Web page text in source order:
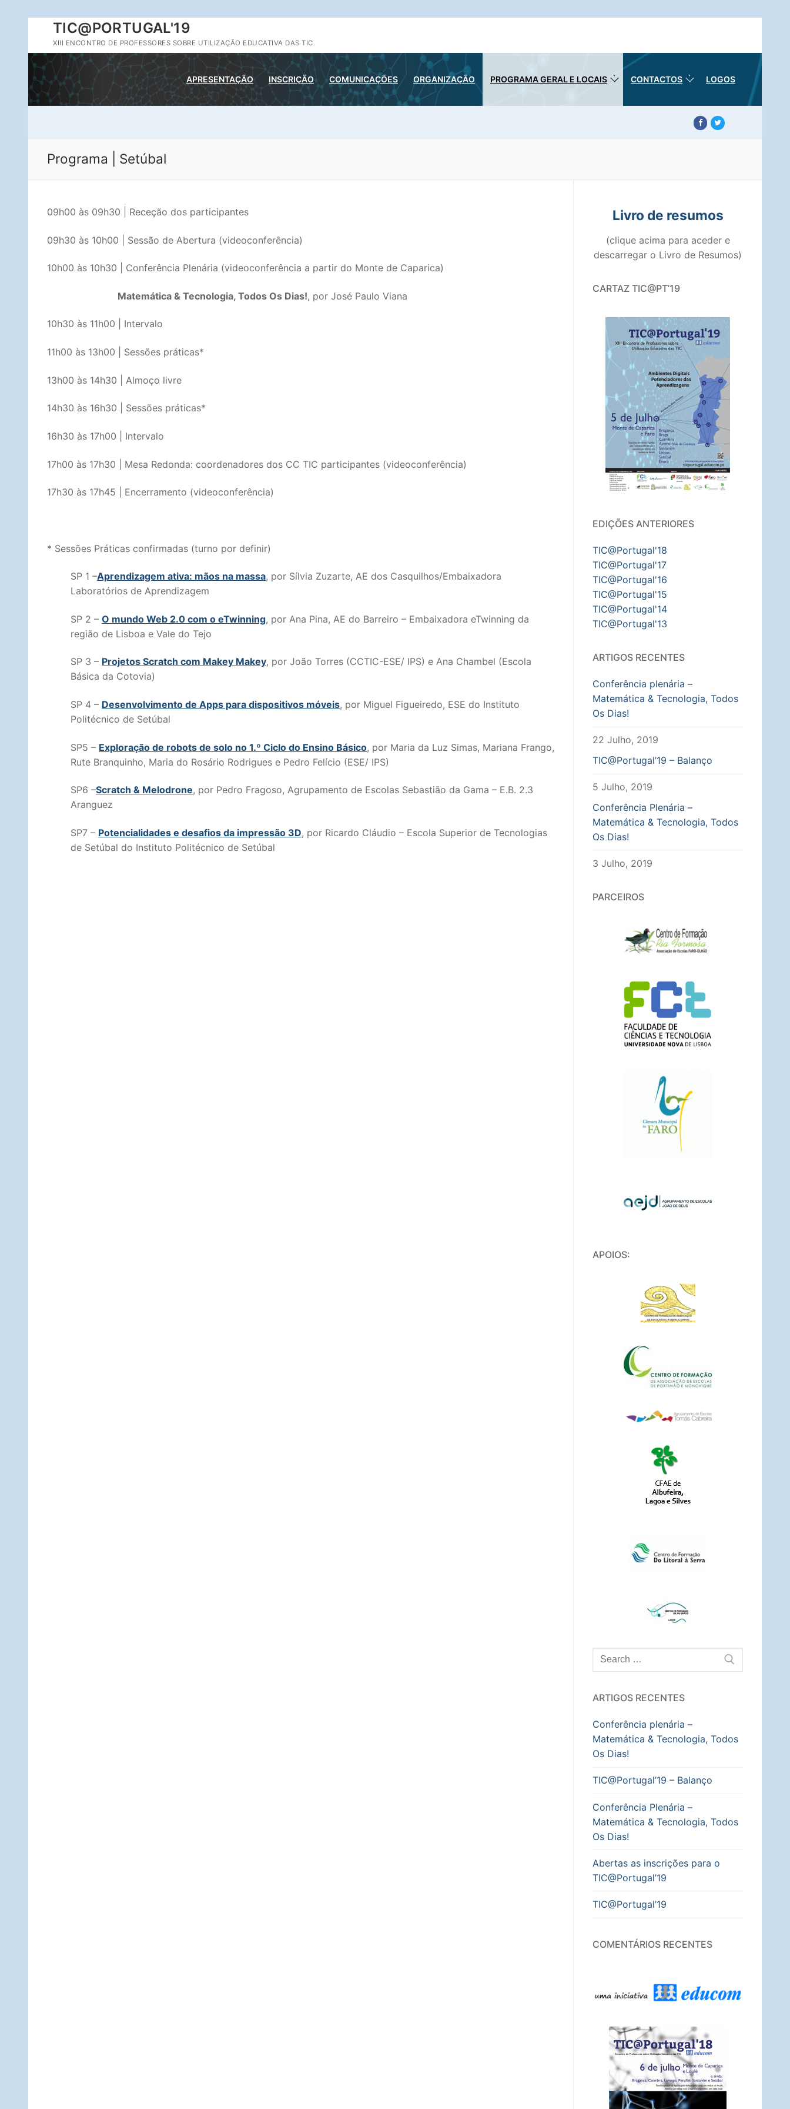
conteúdo
TIC@PORTUGAL'19
XIII ENCONTRO DE PROFESSORES SOBRE UTILIZAÇÃO EDUCATIVA DAS TIC
APRESENTAÇÃO INSCRIÇÃO COMUNICAÇÕES ORGANIZAÇÃO PROGRAMA GERAL E LOCAIS CONTACTOS LOGOS
Programa | Setúbal
09h00 às 09h30 | Receção dos participantes
09h30 às 10h00 | Sessão de Abertura (videoconferência)
10h00 às 10h30 | Conferência Plenária (videoconferência a partir do Monte de Caparica)
Matemática & Tecnologia, Todos Os Dias!, por José Paulo Viana
10h30 às 11h00 | Intervalo
11h00 às 13h00 | Sessões práticas*
13h00 às 14h30 | Almoço livre
14h30 às 16h30 | Sessões práticas*
16h30 às 17h00 | Intervalo
17h00 às 17h30 | Mesa Redonda: coordenadores dos CC TIC participantes (videoconferência)
17h30 às 17h45 | Encerramento (videoconferência)
* Sessões Práticas confirmadas (turno por definir)
SP 1 –Aprendizagem ativa: mãos na massa, por Sílvia Zuzarte, AE dos Casquilhos/Embaixadora
Laboratórios de Aprendizagem
SP 2 – O mundo Web 2.0 com o eTwinning, por Ana Pina, AE do Barreiro – Embaixadora eTwinning da
região de Lisboa e Vale do Tejo
SP 3 – Projetos Scratch com Makey Makey, por João Torres (CCTIC-ESE/ IPS) e Ana Chambel (Escola
Básica da Cotovia)
SP 4 – Desenvolvimento de Apps para dispositivos móveis, por Miguel Figueiredo, ESE do Instituto
Politécnico de Setúbal
SP5 – Exploração de robots de solo no 1.º Ciclo do Ensino Básico, por Maria da Luz Simas, Mariana Frango,
Rute Branquinho, Maria do Rosário Rodrigues e Pedro Felício (ESE/ IPS)
SP6 –Scratch & Melodrone, por Pedro Fragoso, Agrupamento de Escolas Sebastião da Gama – E.B. 2.3
Aranguez
SP7 – Potencialidades e desafios da impressão 3D, por Ricardo Cláudio – Escola Superior de Tecnologias
de Setúbal do Instituto Politécnico de Setúbal
Livro de resumos
(clique acima para aceder e
descarregar o Livro de Resumos)
CARTAZ TIC@PT’19
EDIÇÕES ANTERIORES
TIC@Portugal'18
TIC@Portugal'17
TIC@Portugal'16
TIC@Portugal'15
TIC@Portugal'14
TIC@Portugal'13
ARTIGOS RECENTES
Conferência plenária –
Matemática & Tecnologia, Todos
Os Dias!
22 Julho, 2019
TIC@Portugal’19 – Balanço
5 Julho, 2019
Conferência Plenária –
Matemática & Tecnologia, Todos
Os Dias!
3 Julho, 2019
PARCEIROS
APOIOS:
Pesquisar
por:
ARTIGOS RECENTES
Conferência plenária –
Matemática & Tecnologia, Todos
Os Dias!
TIC@Portugal’19 – Balanço
Conferência Plenária –
Matemática & Tecnologia, Todos
Os Dias!
Abertas as inscrições para o
TIC@Portugal’19
TIC@Portugal’19
COMENTÁRIOS RECENTES